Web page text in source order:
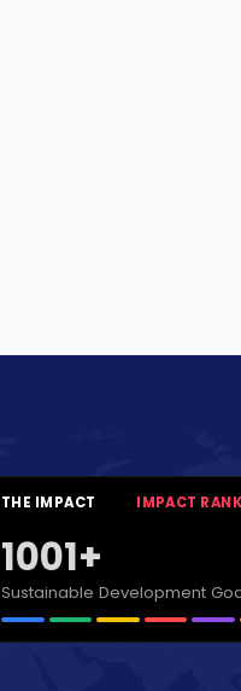
THE IMPACT IMPACT
1001+
Sustainable Development